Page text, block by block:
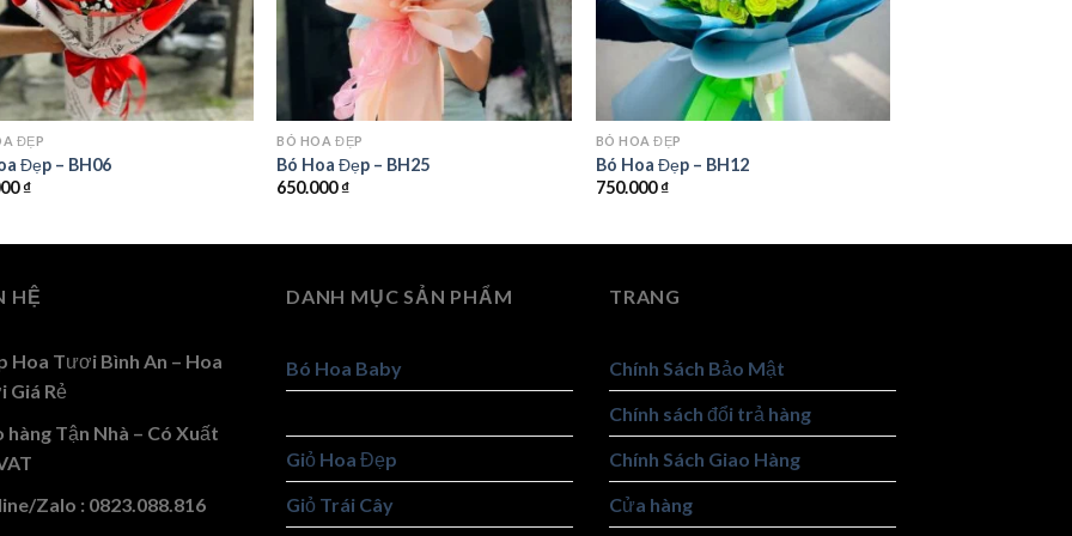
ĐẸP
Đẹp – BH06
₫
BÓ HOA ĐẸP
Bó Hoa Đẹp – BH25
650.000₫
BÓ HOA ĐẸP
Bó Hoa Đẹp – BH12
750.000₫
HỆ
Hoa Tươi Bình An – Hoa
Giá Rẻ
hàng Tận Nhà – Có Xuất
Zalo : 0823.088.816
DANH MỤC SẢN PHẨM
Bó Hoa Baby
Giỏ Hoa Đẹp
Giỏ Trái Cây
TRANG
Chính Sách Bảo Mật
Chính sách đổi trả hàng
Chính Sách Giao Hàng
Cửa hàng